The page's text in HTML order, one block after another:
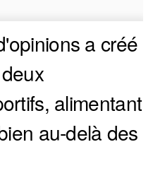
a créé
alimentant
au-delà des